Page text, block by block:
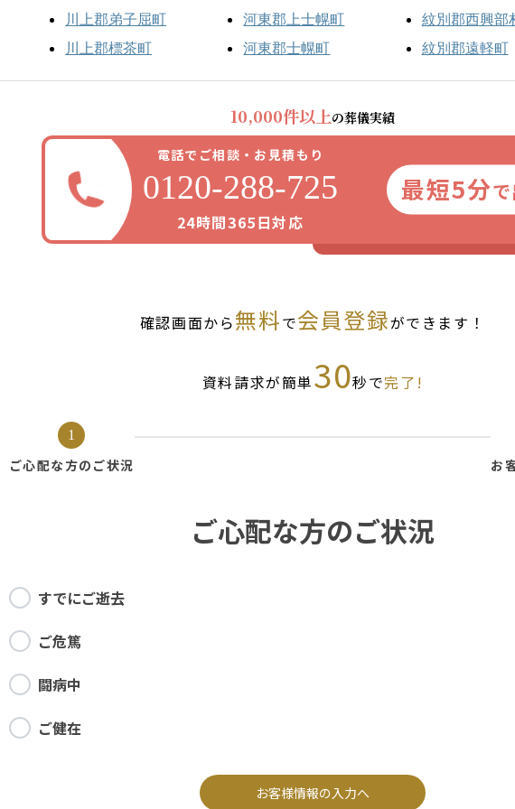
川上郡弟子屈町
川上郡標茶町
河東郡上士幌町
河東郡士幌町
紋別郡西興部
紋別郡遠軽町
10,000件以上の葬儀実績
電話でご相談・お見積もり
0120-288-725
24時間365日対応
最短5分
確認画面から無料で会員登録ができます！
資料請求が簡単30秒で完了!
1
ご心配な方の ご状況 お
ご心配な方のご状況
すでにご逝去
ご危篤
闘病中
ご健在
お客様情報の入力へ